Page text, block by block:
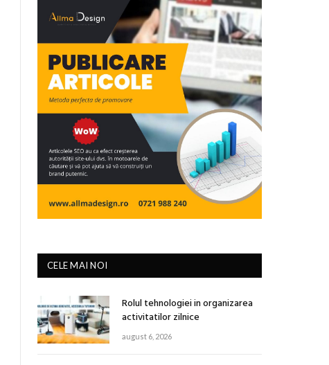
CELE MAI NOI
Rolul tehnologiei in organizarea
activitatilor zilnice
august 6, 2026